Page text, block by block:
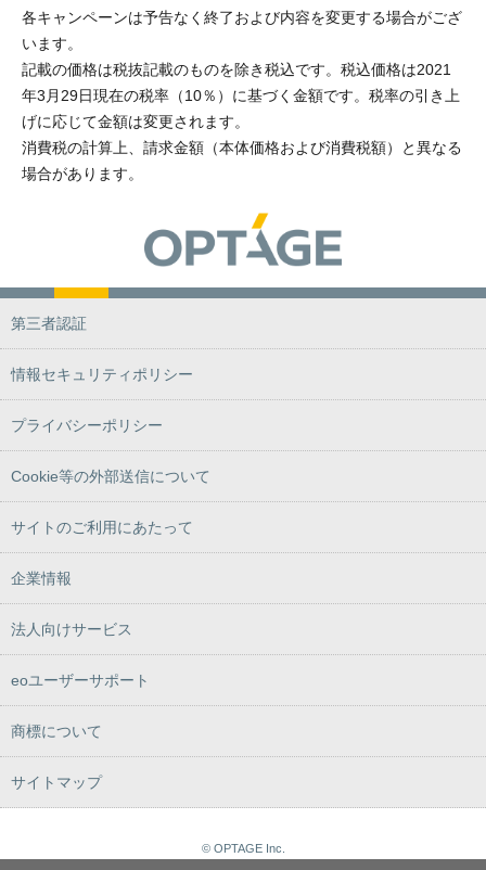
各キャンペーンは予告なく終了および内容を変更する場合がござ
います。
記載の価格は税抜記載のものを除き税込です。税込価格は2021
年3月29日現在の税率（10％）に基づく金額です。税率の引き上
げに応じて金額は変更されます。
消費税の計算上、請求金額（本体価格および消費税額）と異なる
場合があります。
第三者認証
情報セキュリティポリシー
プライバシーポリシー
Cookie等の外部送信について
サイトのご利用にあたって
企業情報
法人向けサービス
eoユーザーサポート
商標について
サイトマップ
© OPTAGE Inc.